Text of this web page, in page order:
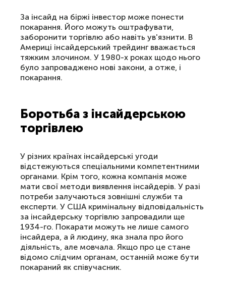
За інсайд на біржі інвестор може понести
покарання. Його можуть оштрафувати,
заборонити торгівлю або навіть ув'язнити. В
Америці інсайдерський трейдинг вважається
тяжким злочином. У 1980-х роках щодо нього
було запроваджено нові закони, а отже, і
покарання.
Боротьба з інсайдерською
торгівлею
У різних країнах інсайдерські угоди
відстежуються спеціальними компетентними
органами. Крім того, кожна компанія може
мати свої методи виявлення інсайдерів. У разі
потреби залучаються зовнішні служби та
експерти. У США кримінальну відповідальність
за інсайдерську торгівлю запровадили ще
1934-го. Покарати можуть не лише самого
інсайдера, а й людину, яка знала про його
діяльність, але мовчала. Якщо про це стане
відомо слідчим органам, останній може бути
покараний як співучасник.